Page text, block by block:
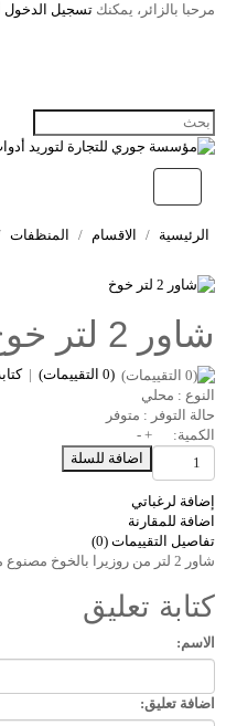
مرحبا بالزائر، يمكنك تسجيل الدخول
الرئيسية الاقسام المنظفات
شاور 2 لتر خوخ
(0 التقييمات) |
النوع : محلي
حالة التوفر : متوفر
الكمية:
+
-
إضافة لرغباتي
اضافة للمقارنة
تفاصيل التقييمات (0)
شاور 2 لتر من روزيرا بالخوخ مصنوع من مواد عطريه عالية الجوده
كتابة تعليق
الاسم:
اضافة تعليق: